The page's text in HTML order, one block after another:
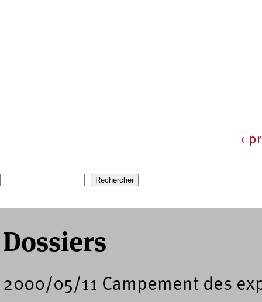
‹
Formulaire de recherche
Dossiers
2000/05/11 Campement des